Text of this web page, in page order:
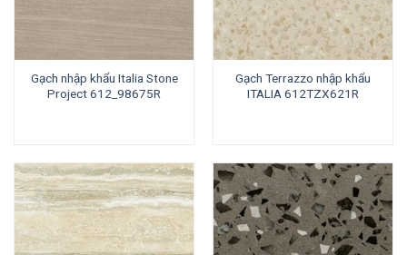
Gạch nhập khẩu Italia Stone
Project 612_98675R
Gạch Terrazzo nhập khẩu
ITALIA 612TZX621R